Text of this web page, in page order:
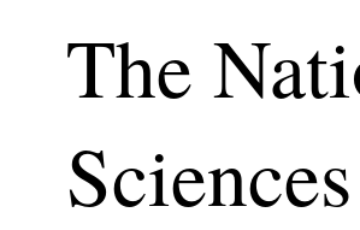
The